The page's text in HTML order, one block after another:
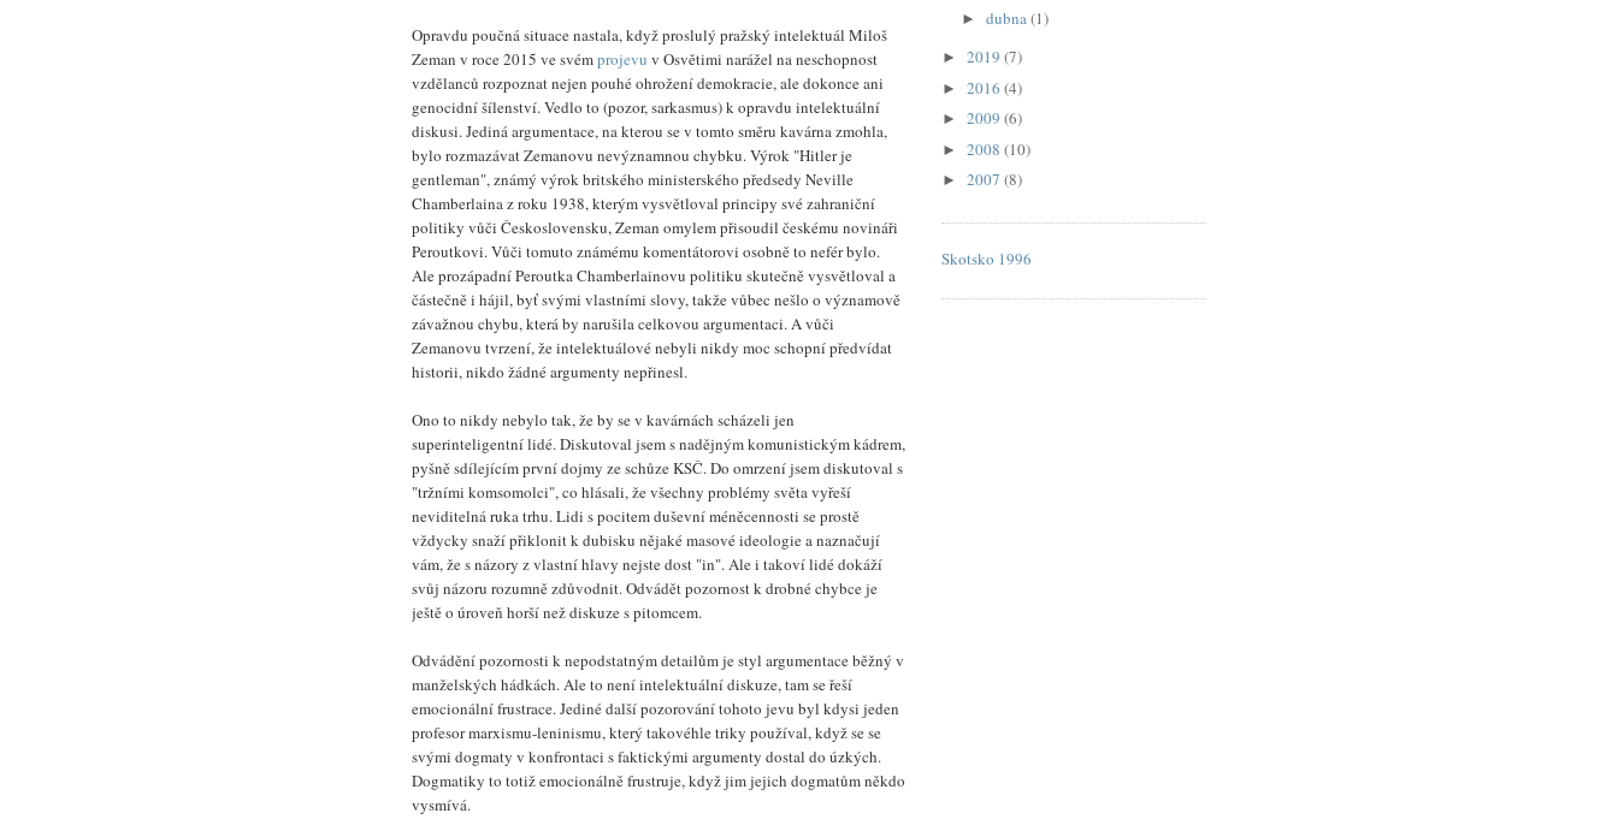
Opravdu poučná situace nastala, když proslulý pražský intelektuál Miloš
Zeman v roce 2015 ve svémprojevu v Osvětimi narážel na neschopnost
vzdělanců rozpoznat nejen pouhé ohrožení demokracie, ale dokonce ani
genocidní šílenství. Vedlo to (pozor, sarkasmus) k opravdu intelektuální
diskusi. Jediná argumentace, na kterou se v tomto směru kavárna zmohla,
bylo rozmazávat Zemanovu nevýznamnou chybku. Výrok "Hitler je
gentleman", známý výrok britského ministerského předsedy Neville
Chamberlaina z roku 1938, kterým vysvětloval principy své zahraniční
politiky vůči Československu, Zeman omylem přisoudil českému novináři
Peroutkovi. Vůči tomuto známému komentátorovi osobně to nefér bylo.
Ale prozápadní Peroutka Chamberlainovu politiku skutečně vysvětloval a
částečně i hájil, byť svými vlastními slovy, takže vůbec nešlo o významově
závažnou chybu, která by narušila celkovou argumentaci. A vůči
Zemanovu tvrzení, že intelektuálové nebyli nikdy moc schopní předvídat
historii, nikdo žádné argumenty nepřinesl.
Ono to nikdy nebylo tak, že by se v kavárnách scházeli jen
superinteligentní lidé. Diskutoval jsem s nadějným komunistickým kádrem,
pyšně sdílejícím první dojmy ze schůze KSČ. Do omrzení jsem diskutoval s
"tržními komsomolci", co hlásali, že všechny problémy světa vyřeší
neviditelná ruka trhu. Lidi s pocitem duševní méněcennosti se prostě
vždycky snaží přiklonit k dubisku nějaké masové ideologie a naznačují
vám, že s názory z vlastní hlavy nejste dost "in". Ale i takoví lidé dokáží
svůj názoru rozumně zdůvodnit. Odvádět pozornost k drobné chybce je
ještě o úroveň horší než diskuze s pitomcem.
Odvádění pozornosti k nepodstatným detailům je styl argumentace běžný v
manželských hádkách. Ale to není intelektuální diskuze, tam se řeší
emocionální frustrace. Jediné další pozorování tohoto jevu byl kdysi jeden
profesor marxismu-leninismu, který takovéhle triky používal, když se se
svými dogmaty v konfrontaci s faktickými argumenty dostal do úzkých.
Dogmatiky to totiž emocionálně frustruje, když jim jejich dogmatům někdo
vysmívá.
► dubna(1)
► 2019 (7)
► 2016 (4)
► 2009 (6)
► 2008 (10)
► 2007 (8)
Skotsko 1996